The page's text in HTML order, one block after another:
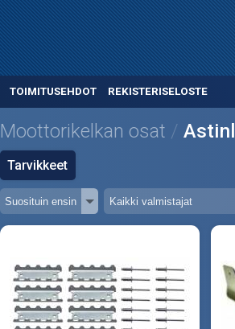
TOIMITUSEHDOT REKISTERISELOSTE
Moottorikelkan osat
Tarvikkeet